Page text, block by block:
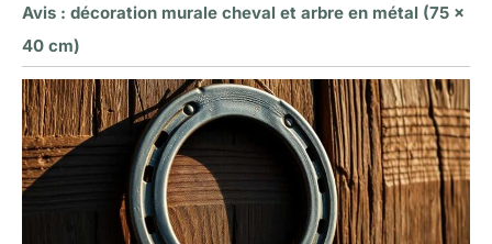
Avis : décoration murale cheval et arbre en métal (75 x
40 cm)